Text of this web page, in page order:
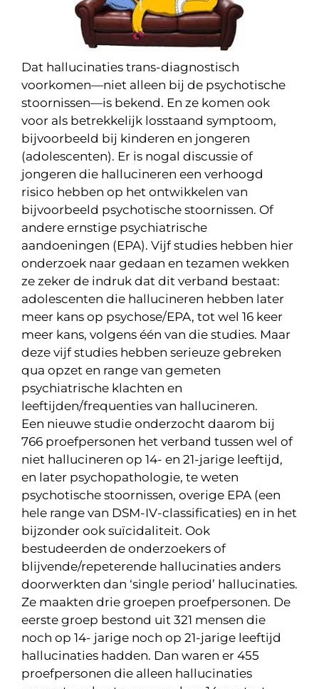
Dat hallucinaties trans-diagnostisch
voorkomen—niet alleen bij de psychotische
stoornissen—is bekend. En ze komen ook
voor als betrekkelijk losstaand symptoom,
bijvoorbeeld bij kinderen en jongeren
(adolescenten). Er is nogal discussie of
jongeren die hallucineren een verhoogd
risico hebben op het ontwikkelen van
bijvoorbeeld psychotische stoornissen. Of
andere ernstige psychiatrische
aandoeningen (EPA). Vijf studies hebben hier
onderzoek naar gedaan en tezamen wekken
ze zeker de indruk dat dit verband bestaat:
adolescenten die hallucineren hebben later
meer kans op psychose/EPA, tot wel 16 keer
meer kans, volgens één van die studies. Maar
deze vijf studies hebben serieuze gebreken
qua opzet en range van gemeten
psychiatrische klachten en
leeftijden/frequenties van hallucineren.
Een nieuwe studie onderzocht daarom bij
766 proefpersonen het verband tussen wel of
niet hallucineren op 14- en 21-jarige leeftijd,
en later psychopathologie, te weten
psychotische stoornissen, overige EPA (een
hele range van DSM-IV-classificaties) en in het
bijzonder ook suïcidaliteit. Ook
bestudeerden de onderzoekers of
blijvende/repeterende hallucinaties anders
doorwerkten dan ‘single period’ hallucinaties.
Ze maakten drie groepen proefpersonen. De
eerste groep bestond uit 321 mensen die
noch op 14- jarige noch op 21-jarige leeftijd
hallucinaties hadden. Dan waren er 455
proefpersonen die alleen hallucinaties